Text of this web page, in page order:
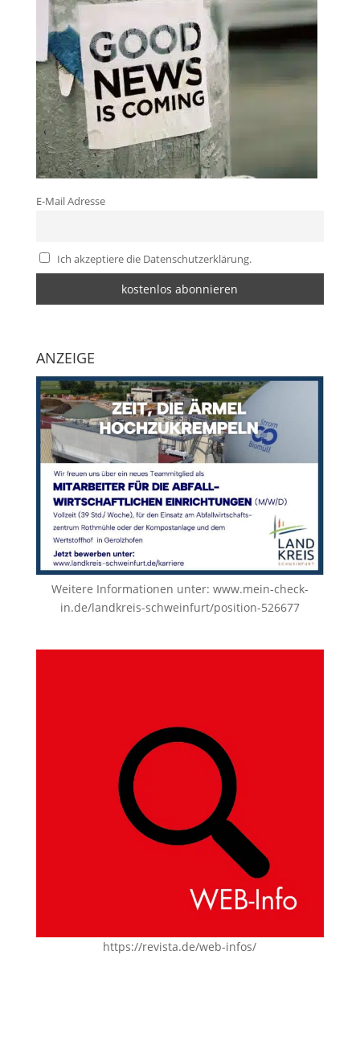
E-Mail Adresse
Ich akzeptiere die Datenschutzerklärung.
ANZEIGE
Weitere Informationen unter: www.mein-check-
in.de/landkreis-schweinfurt/position-526677
https://revista.de/web-infos/